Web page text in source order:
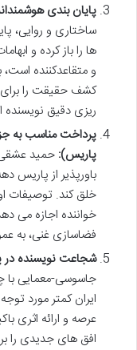
پایان بندی
ساختاری و روایی،
ها را باز کرده و
و متقاعدکننده
کشف حقیقت را برای
ریزی دقیق نویسنده
پرداخت مناسب به
پاریس): حمید
خلق کند. توصیفات او
خواننده اجازه می
فضاسازی غنی، به
شجاعت نویسنده در
جاسوسی-معمایی با
ایران کمتر مورد
عرصه و ارائه اثری
افق های جدیدی را